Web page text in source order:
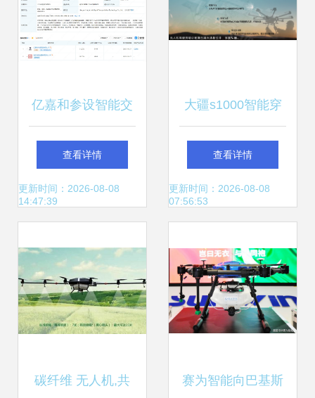
亿嘉和参设智能交
通科技公司，布局
多项AI业务与智能
查看详情
更新时间：2026-08-08
14:47:39
大疆s1000智能穿
戴设备 空中飞行新
体验
查看详情
更新时间：2026-08-08
07:56:53
碳纤维 无人机,共 赛为智能向巴基斯